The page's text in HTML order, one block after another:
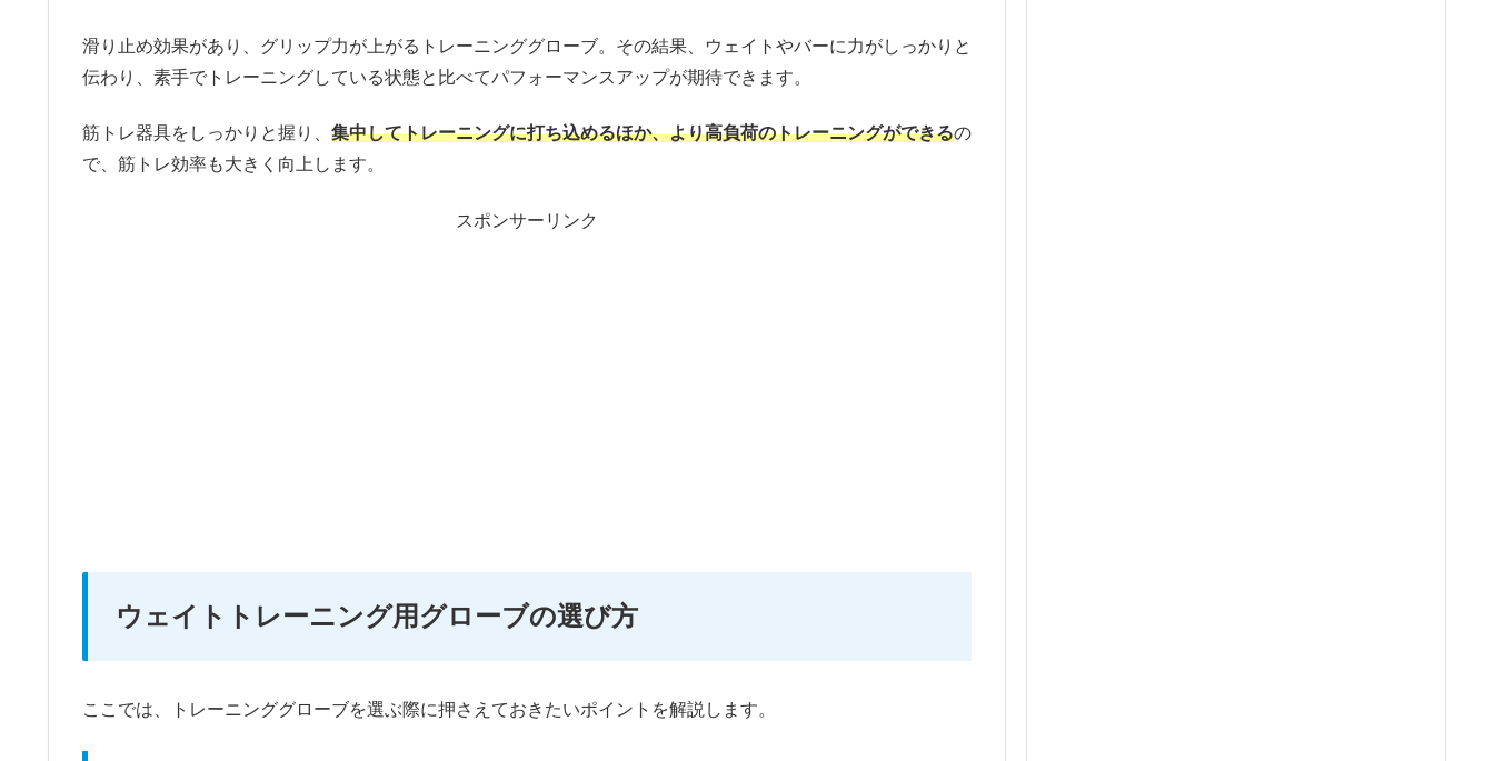
滑り止め効果があり、グリップ力が上がるトレーニンググローブ。その結果、ウェイトやバーに力がしっかりと
伝わり、素手でトレーニングしている状態と比べてパフォーマンスアップが期待できます。
筋トレ器具をしっかりと握り、 集中してトレーニングに打ち込めるほか、より高負荷のトレーニングができるの
で、筋トレ効率も大きく向上します。
スポンサーリンク
ウェイトトレーニング用グローブの選び方
ここでは、トレーニンググローブを選ぶ際に押さえておきたいポイントを解説します。